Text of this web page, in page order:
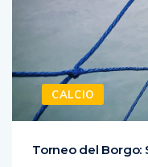
CALCIO
Torneo del Borgo: